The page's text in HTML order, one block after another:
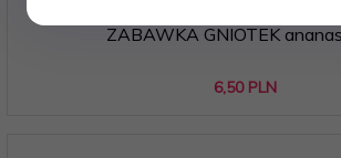
ZABAWKA GNIOTEK
6,50 PLN